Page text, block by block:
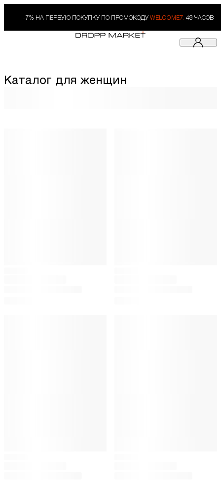
-7% НА ПЕРВУЮ ПОКУПКУ ПО ПРОМОКОДУ WELCOME7. 48 ЧАСОВ
Каталог для женщин